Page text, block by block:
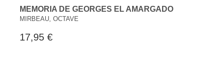
MEMORIA DE GEORGES EL AMARGADO
MIRBEAU, OCTAVE
17,95 €